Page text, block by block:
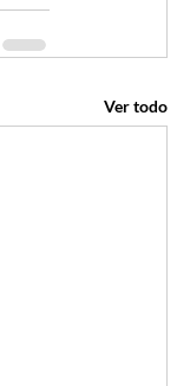
Ver todo